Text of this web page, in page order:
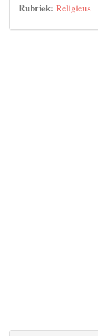
Rubriek: Religieus